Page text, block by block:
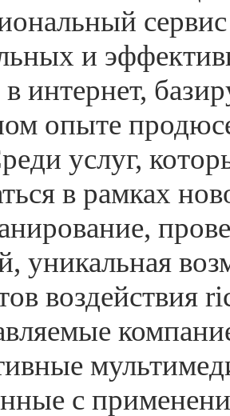
и
интернет,
опыте
услуг,
в рамках
уникальная
воздействия
с